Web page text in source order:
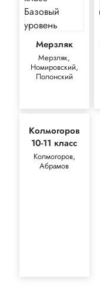
Мерзляк
Мерзляк,
Номировский,
Полонский
Колмогоров
10-11 класс
Колмогоров,
Абрамов